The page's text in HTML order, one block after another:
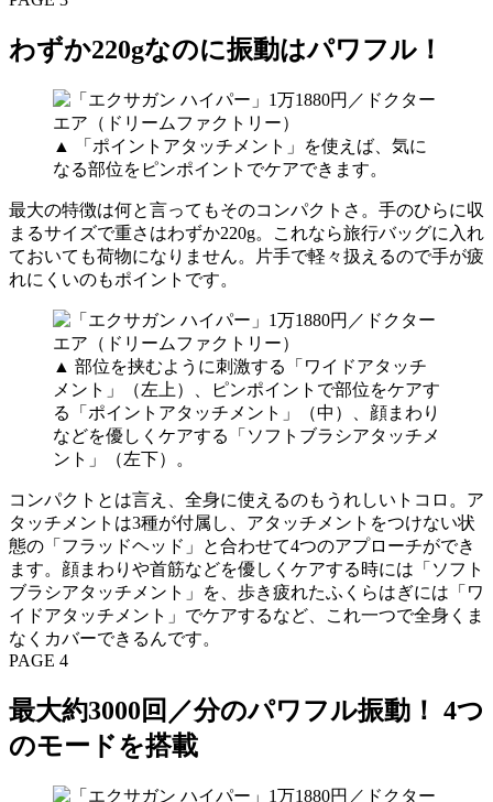
わずか220gなのに振動はパワフル！
▲ 「ポイントアタッチメント」を使えば、気に
なる部位をピンポイントでケアできます。
最大の特徴は何と言ってもそのコンパクトさ。手のひらに収
まるサイズで重さはわずか220g。これなら旅行バッグに入れ
ておいても荷物になりません。片手で軽々扱えるので手が疲
れにくいのもポイントです。
▲ 部位を挟むように刺激する「ワイドアタッチ
メント」（左上）、ピンポイントで部位をケアす
る「ポイントアタッチメント」（中）、顔まわり
などを優しくケアする「ソフトブラシアタッチメ
ント」（左下）。
コンパクトとは言え、全身に使えるのもうれしいトコロ。ア
タッチメントは3種が付属し、アタッチメントをつけない状
態の「フラッドヘッド」と合わせて4つのアプローチができ
ます。顔まわりや首筋などを優しくケアする時には「ソフト
ブラシアタッチメント」を、歩き疲れたふくらはぎには「ワ
イドアタッチメント」でケアするなど、これ一つで全身くま
なくカバーできるんです。
PAGE 4
最大約3000回／分のパワフル振動！ 4つ
のモードを搭載